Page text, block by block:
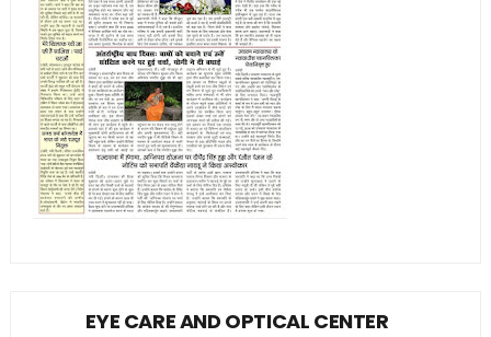
EYE CARE AND OPTICAL CENTER